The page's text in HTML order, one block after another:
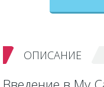
ОПИСАНИЕ